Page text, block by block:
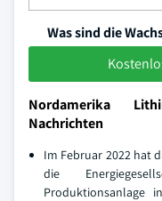
Was sind die
Nordamerika
Nachrichten
Im Februar 2022 hat
die
Produktionsanlage